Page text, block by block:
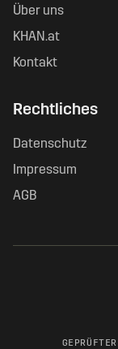
Über uns
KHAN.at
Kontakt
Rechtliches
Datenschutz
Impressum
AGB